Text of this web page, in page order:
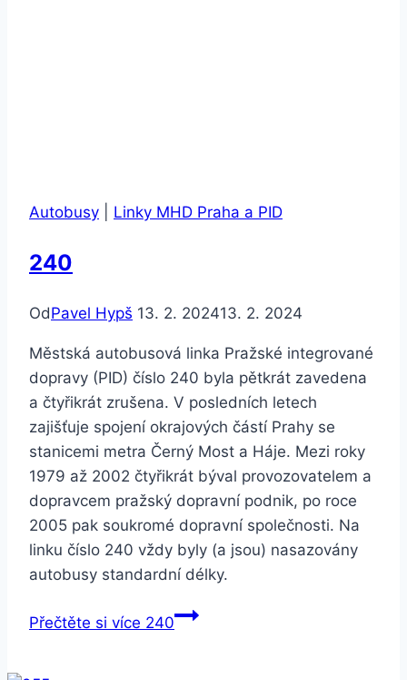
Autobusy Linky MHD Praha a PID
240
OdPavel Hypš 13. 2. 202413. 2. 2024
Městská autobusová linka Pražské integrované
dopravy (PID) číslo 240 byla pětkrát zavedena
a čtyřikrát zrušena. V posledních letech
zajišťuje spojení okrajových částí Prahy se
stanicemi metra Černý Most a Háje. Mezi roky
1979 až 2002 čtyřikrát býval provozovatelem a
dopravcem pražský dopravní podnik, po roce
2005 pak soukromé dopravní společnosti. Na
linku číslo 240 vždy byly (a jsou) nasazovány
autobusy standardní délky.
Přečtěte si více 240